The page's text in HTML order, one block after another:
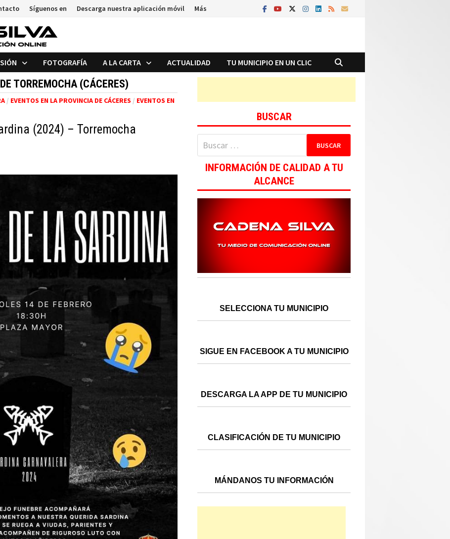
Síguenos en Descarga nuestra aplicación móvil Más
FOTOGRAFÍA A LA CARTA ACTUALIDAD TU MUNICIPIO EN UN CLIC
TORREMOCHA (CÁCERES)
/ EVENTOS EN LA PROVINCIA DE CÁCERES / EVENTOS EN
(2024) – Torremocha
BUSCAR
Buscar:
INFORMACIÓN DE CALIDAD A TU
ALCANCE
SELECCIONA TU MUNICIPIO
SIGUE EN FACEBOOK A TU MUNICIPIO
DESCARGA LA APP DE TU MUNICIPIO
CLASIFICACIÓN DE TU MUNICIPIO
MÁNDANOS TU INFORMACIÓN